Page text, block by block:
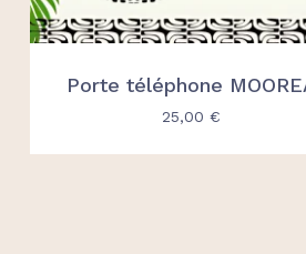
Porte téléphone
25,00 €